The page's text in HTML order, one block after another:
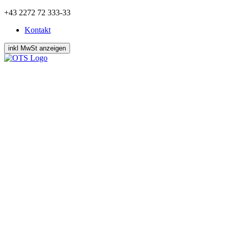
Zum
springen
+43 2272 72 333-33
Kontakt